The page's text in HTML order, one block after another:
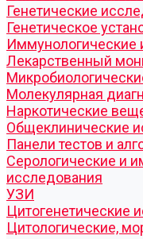
Генетические
Генетическое
Иммунологические
Лекарственный
Молекулярная
Наркотические
Общеклинические
Панели тестов и
Серологические и
исследования
УЗИ
Цитогенетические
Цитологические,